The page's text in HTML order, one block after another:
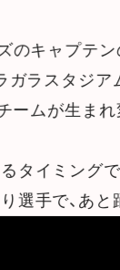
のキャプテン
ガラスタジ
ムが生まれ
タイミング
選手で、あと